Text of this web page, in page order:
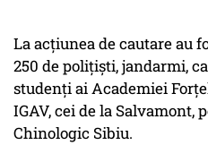
La acțiunea de cautare au
250 de polițiști, jandarmi,
studenți ai Academiei
IGAV, cei de la Salvamont,
Chinologic Sibiu.